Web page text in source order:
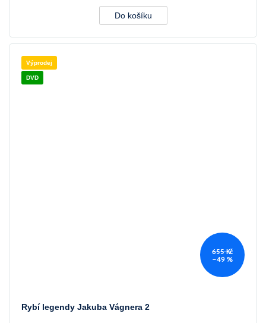
Do košíku
Výprodej
DVD
655 Kč
–49 %
Rybí legendy Jakuba Vágnera 2